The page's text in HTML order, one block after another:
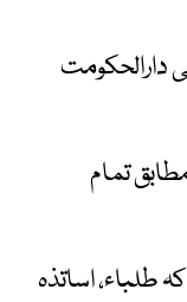
دارالحکومت
تمام
طلباء، اساتذہ